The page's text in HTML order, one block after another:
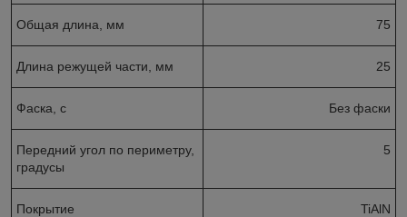
Общая длина, мм 75
Длина режущей части, мм 25
Фаска, с Без фаски
Передний угол по периметру,
градусы
5
Покрытие TiAlN